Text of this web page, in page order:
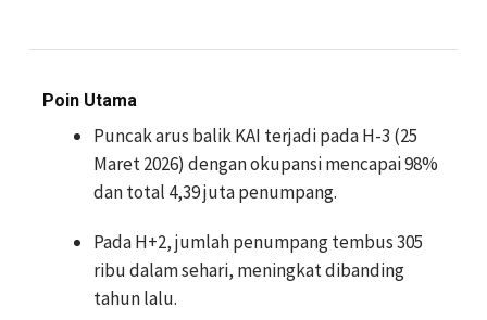
Poin Utama
Puncak arus balik KAI terjadi pada H-3 (25
Maret 2026) dengan okupansi mencapai 98%
dan total 4,39 juta penumpang.
Pada H+2, jumlah penumpang tembus 305
ribu dalam sehari, meningkat dibanding
tahun lalu.